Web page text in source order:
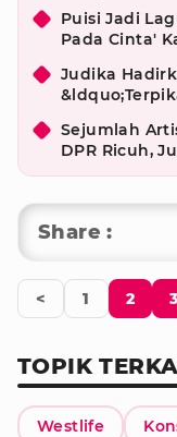
Puisi Jadi
Pada Cinta'
Judika
Sejumlah
DPR Ricuh,
Share :
< 1 2 3
TOPIK
Westlife